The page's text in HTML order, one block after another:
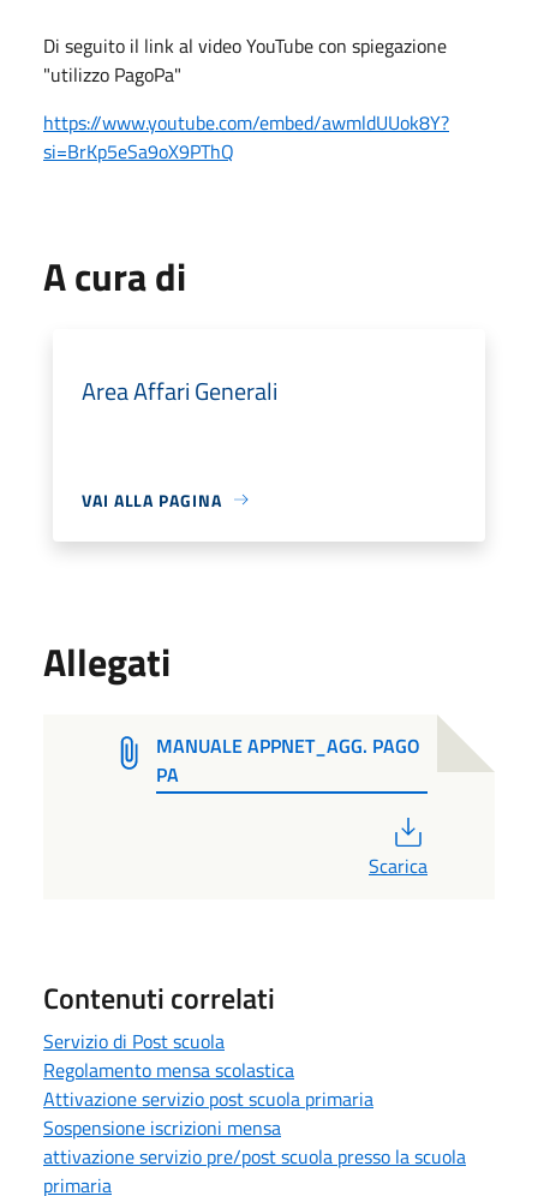
Di seguito il link al video YouTube con spiegazione
"utilizzo PagoPa"
https://www.youtube.com/embed/awmldUUok8Y?
si=BrKp5eSa9oX9PThQ
A cura di
Area Affari Generali
VAI ALLA PAGINA
Allegati
MANUALE APPNET_AGG. PAGO
PA
Scarica
Contenuti correlati
Servizio di Post scuola
Regolamento mensa scolastica
Attivazione servizio post scuola primaria
Sospensione iscrizioni mensa
attivazione servizio pre/post scuola presso la scuola
primaria